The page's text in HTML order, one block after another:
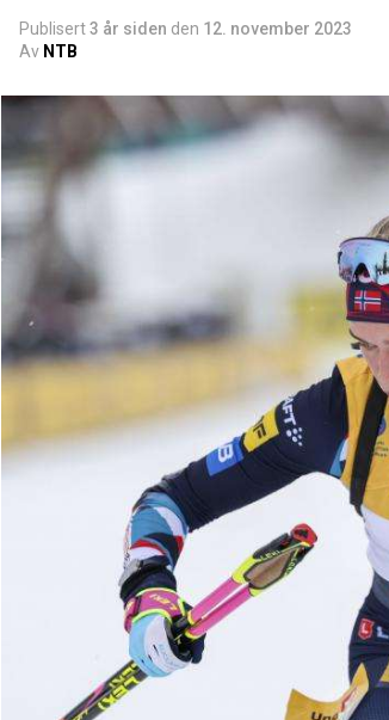
Publisert3 år siden den 12. november 2023
Av NTB